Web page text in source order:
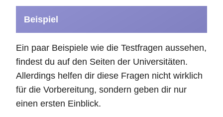
Beispiel
Ein paar Beispiele wie die Testfragen aussehen,
findest du auf den Seiten der Universitäten.
Allerdings helfen dir diese Fragen nicht wirklich
für die Vorbereitung, sondern geben dir nur
einen ersten Einblick.